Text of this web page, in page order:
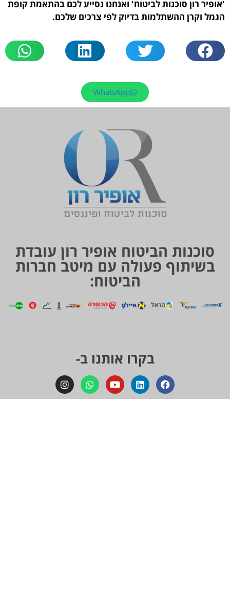
רון סוכנות לביטוח' ואנחנו נסייע לכם בהתאמת קופת
וקרן ההשתלמות בדיוק לפי צרכים שלכם.
WhatsApp
סוכנות הביטוח אופיר רון עובדת
בשיתוף פעולה עם מיטב חברות
הביטוח:
בקרו אותנו ב-